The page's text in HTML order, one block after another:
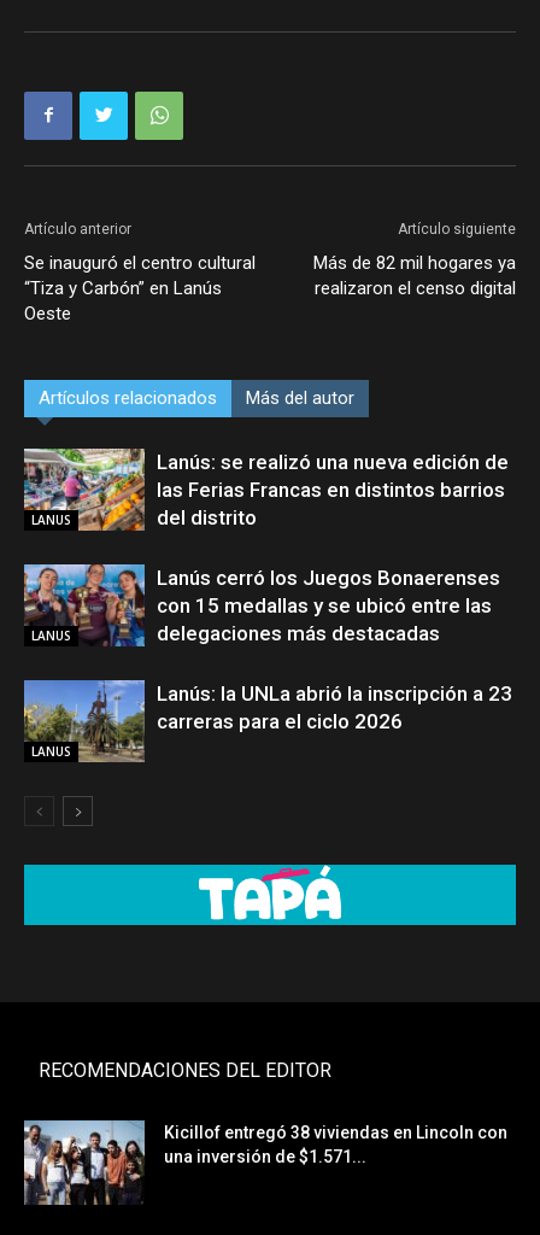
Artículo anterior
Se inauguró el centro cultural
“Tiza y Carbón” en Lanús
Oeste
Artículo siguiente
Más de 82 mil hogares ya
realizaron el censo digital
Artículos relacionados Más del autor
LANUS
Lanús: se realizó una nueva edición de
las Ferias Francas en distintos barrios
del distrito
LANUS
Lanús cerró los Juegos Bonaerenses
con 15 medallas y se ubicó entre las
delegaciones más destacadas
LANUS
Lanús: la UNLa abrió la inscripción a 23
carreras para el ciclo 2026
RECOMENDACIONES DEL EDITOR
Kicillof entregó 38 viviendas en Lincoln con
una inversión de $1.571...